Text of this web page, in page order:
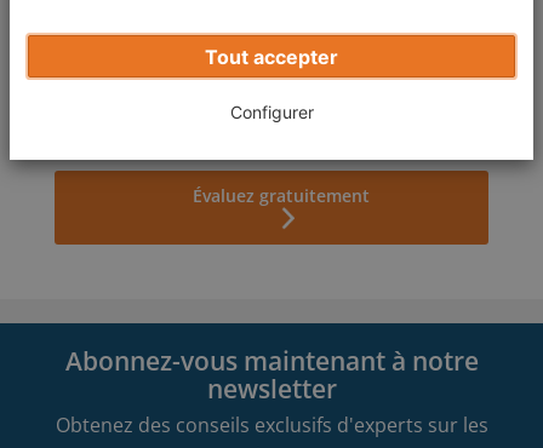
Quelle est l'année de mise en circulation ?
Évaluez gratuitement
Abonnez-vous maintenant à notre
newsletter
Obtenez des conseils exclusifs d'experts sur les
Tout accepter
Configurer